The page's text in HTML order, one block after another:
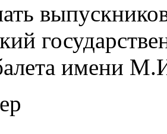
имени